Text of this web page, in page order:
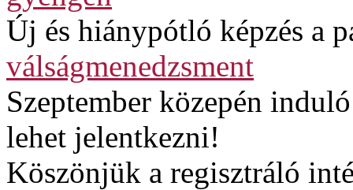
Új és hiánypótló képzés a
válságmenedzsment
Szeptember közepén
lehet jelentkezni!
Köszönjük a regisztráló